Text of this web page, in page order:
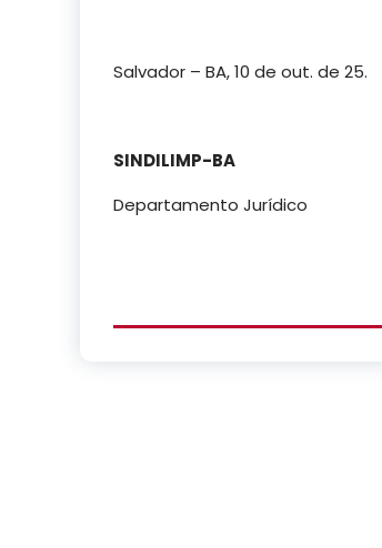
Salvador – BA, 10 de out. de 25.
SINDILIMP-BA
Departamento Jurídico